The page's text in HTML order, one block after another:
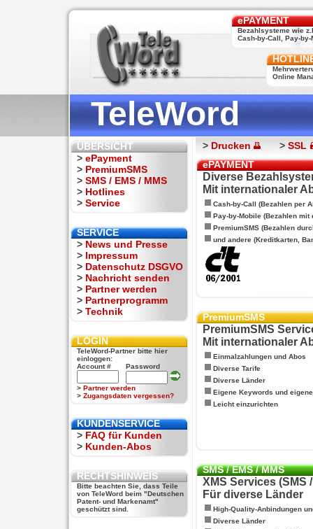
ePAYMENT
Bezahlsysteme wie
Cash-by-Call, Pay-by-
Online
TeleWord
ÜBERSICHT
> ePayment
> PremiumSMS
> SMS / EMS / MMS
> Hotlines
> Service
SERVICE
> News und Presse
> Impressum
> Datenschutz DSGVO
> Nachricht senden
> Partner werden
> Partnerprogramm
> Technik
LOGIN
TeleWord-Partner bitte hier
einloggen:
Account #
Password
> Partner werden
> Zugangsdaten vergessen?
KUNDENSERVICE
> FAQ für Kunden
> Kunden-Abos
RECHTSHINWEIS
Bitte beachten Sie, dass Teile
von TeleWord beim "Deutschen
Patent- und Markenamt"
geschützt sind.
> Drucken > SSL
ePAYMENT
Diverse
Mit internationaler
Cash-by-Call (Bezahlen per
Pay-by-Mobile (Bezahlen mit
PremiumSMS (Bezahlen
und andere (Kreditkarten,
PremiumSMS
PremiumSMS
Mit internationaler
Einmalzahlungen und Abos
Diverse Tarife
Diverse Länder
Eigene Keywords und
Leicht einzurichten
SMS / EMS / MMS
XMS Services (SMS
Für diverse Länder
High-Quality-Anbindungen
Diverse Länder